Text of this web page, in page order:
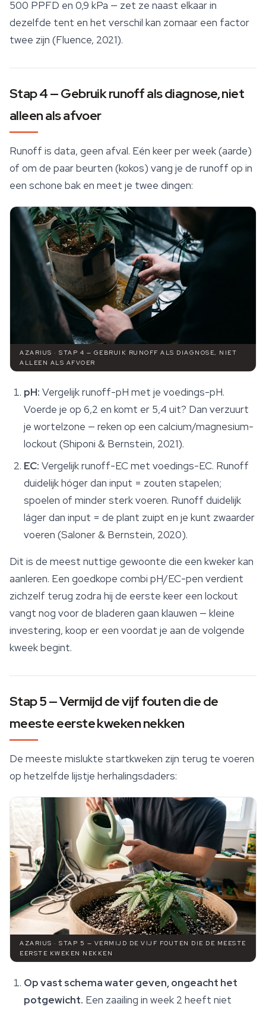
500 PPFD en 0,9 kPa — zet ze naast elkaar in
dezelfde tent en het verschil kan zomaar een factor
twee zijn (Fluence, 2021).
Stap 4 — Gebruik runoff als diagnose, niet
alleen als afvoer
Runoff is data, geen afval. Eén keer per week (aarde)
of om de paar beurten (kokos) vang je de runoff op in
een schone bak en meet je twee dingen:
AZARIUS · STAP 4 — GEBRUIK RUNOFF ALS DIAGNOSE, NIET
ALLEEN ALS AFVOER
pH: Vergelijk runoff-pH met je voedings-pH.
Voerde je op 6,2 en komt er 5,4 uit? Dan verzuurt
je wortelzone — reken op een calcium/magnesium-
lockout (Shiponi & Bernstein, 2021).
EC: Vergelijk runoff-EC met voedings-EC. Runoff
duidelijk hóger dan input = zouten stapelen;
spoelen of minder sterk voeren. Runoff duidelijk
láger dan input = de plant zuipt en je kunt zwaarder
voeren (Saloner & Bernstein, 2020).
Dit is de meest nuttige gewoonte die een kweker kan
aanleren. Een goedkope combi pH/EC-pen verdient
zichzelf terug zodra hij de eerste keer een lockout
vangt nog voor de bladeren gaan klauwen — kleine
investering, koop er een voordat je aan de volgende
kweek begint.
Stap 5 — Vermijd de vijf fouten die de
meeste eerste kweken nekken
De meeste mislukte startkweken zijn terug te voeren
op hetzelfde lijstje herhalingsdaders:
AZARIUS · STAP 5 — VERMIJD DE VIJF FOUTEN DIE DE MEESTE
EERSTE KWEKEN NEKKEN
Op vast schema water geven, ongeacht het
potgewicht. Een zaailing in week 2 heeft niet